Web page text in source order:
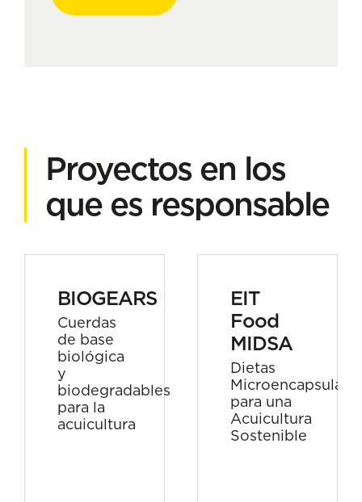
Proyectos en los
que es responsable
BIOGEARS
Cuerdas
de base
biológica
y
biodegradables
para la
acuicultura
EIT
Food
MIDSA
Dietas
para una
Acuicultura
Sostenible